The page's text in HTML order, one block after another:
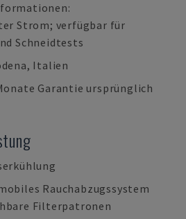
Strom; verfügbar für
Schneidtests
Italien
Garantie ursprünglich
Rauchabzugssystem
Filterpatronen